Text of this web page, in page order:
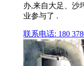
办,来自大足、沙
业参与了 .
联系电话: 180